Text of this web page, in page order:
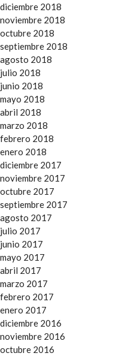
diciembre 2018
noviembre 2018
octubre 2018
septiembre 2018
agosto 2018
julio 2018
junio 2018
mayo 2018
abril 2018
marzo 2018
febrero 2018
enero 2018
diciembre 2017
noviembre 2017
octubre 2017
septiembre 2017
agosto 2017
julio 2017
junio 2017
mayo 2017
abril 2017
marzo 2017
febrero 2017
enero 2017
diciembre 2016
noviembre 2016
octubre 2016